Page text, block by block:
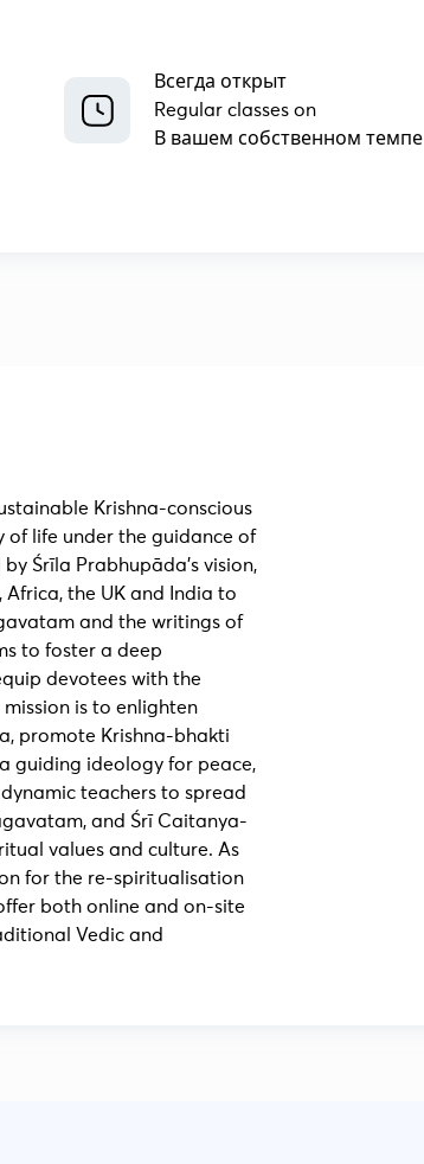
Всегда открыт
Regular classes on
В вашем собственном темпе
Krishna-conscious
of life under the guidance of
Śrīla Prabhupāda’s vision,
the UK and India to
and the writings of
to foster a deep
devotees with the
is to enlighten
promote Krishna-bhakti
guiding ideology for peace,
teachers to spread
and Śrī Caitanya-
values and culture. As
for the re-spiritualisation
both online and on-site
Vedic and